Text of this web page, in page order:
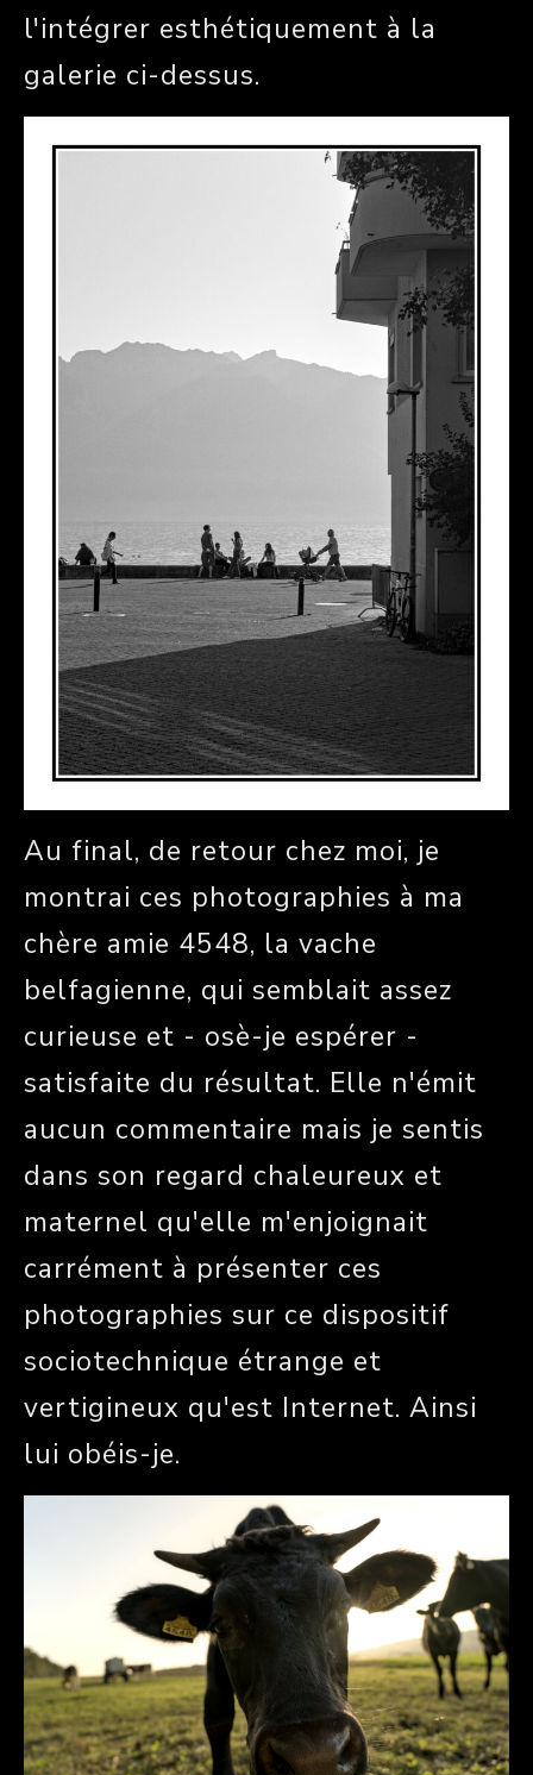
l'intégrer esthétiquement à la
galerie ci-dessus.
Au final, de retour chez moi, je
montrai ces photographies à ma
chère amie 4548, la vache
belfagienne, qui semblait assez
curieuse et - osè-je espérer -
satisfaite du résultat. Elle n'émit
aucun commentaire mais je sentis
dans son regard chaleureux et
maternel qu'elle m'enjoignait
carrément à présenter ces
photographies sur ce dispositif
sociotechnique étrange et
vertigineux qu'est Internet. Ainsi
lui obéis-je.